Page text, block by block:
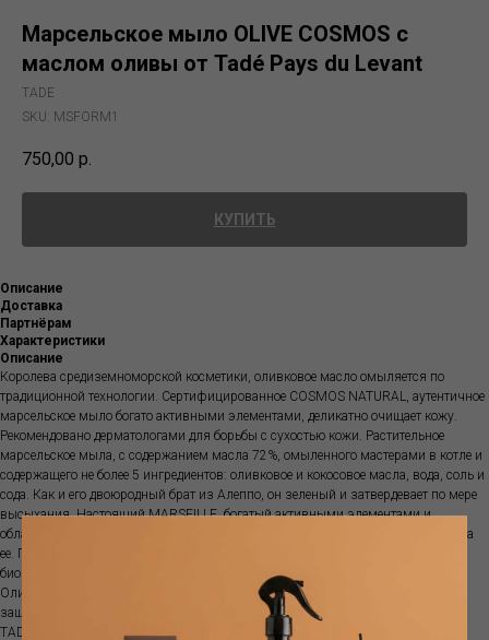
Марсельское мыло OLIVE COSMOS с
маслом оливы от Tadé Pays du Levant
TADE
SKU: MSFORM1
750,00 р.
КУПИТЬ
Описание
Доставка
Партнёрам
Характеристики
Описание
Королева средиземноморской косметики, оливковое масло омыляется по
традиционной технологии. Сертифицированное COSMOS NATURAL, аутентичное
марсельское мыло богато активными элементами, деликатно очищает кожу.
Рекомендовано дерматологами для борьбы с сухостью кожи. Растительное
марсельское мыла, с содержанием масла 72%, омыленного мастерами в котле и
содержащего не более 5 ингредиентов: оливковое и кокосовое масла, вода, соль и
сода. Как и его двоюродный брат из Алеппо, он зеленый и затвердевает по мере
высыхания. Настоящий MARSEILLE, богатый активными элементами и
обладающий дезинфицирующими свойствами, нежно очищает кожу и не суша
ее. Превосходный пятновыводитель для белья, это полностью натуральное и
биоразлагаемое моющее средство.
Оливковое масло с очищающими, дезинфицирующими, смягчающими и
защитными свойствами для кожи и ее гидролипидной пленки. Сделано для
TADÉ SAVONNERIE DU MIDI, одним из основателей Союза профессионалов